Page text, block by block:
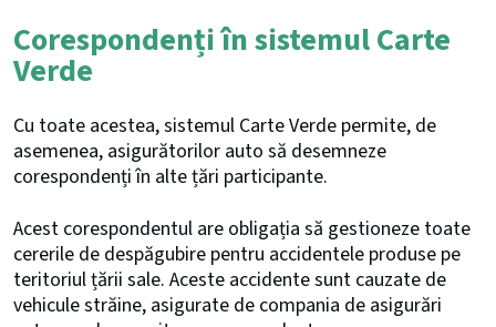
Corespondenți în sistemul Carte
Verde
Cu toate acestea, sistemul Carte Verde permite, de
asemenea, asigurătorilor auto să desemneze
corespondenți în alte țări participante.
Acest corespondentul are obligația să gestioneze toate
cererile de despăgubire pentru accidentele produse pe
teritoriul țării sale. Aceste accidente sunt cauzate de
vehicule străine, asigurate de compania de asigurări